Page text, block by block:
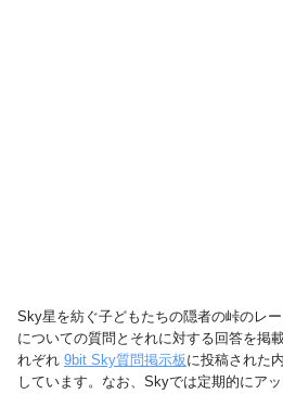
Sky星を紡ぐ子どもたちの隠者の峠のレ
についての質問とそれに対する回答を掲
れぞれ 9bit Sky質問掲示板に投稿された
しています。なお、Skyでは定期的にア